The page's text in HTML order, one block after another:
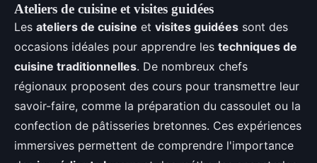
Ateliers de cuisine et visites guidées
Les ateliers de cuisine et visites guidées sont des
occasions idéales pour apprendre les techniques de
cuisine traditionnelles. De nombreux chefs
régionaux proposent des cours pour transmettre leur
savoir-faire, comme la préparation du cassoulet ou la
confection de pâtisseries bretonnes. Ces expériences
immersives permettent de comprendre l'importance